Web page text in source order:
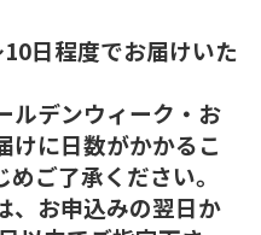
日程度でお届けいた
ルデンウィーク・お
けに日数がかかるこ
ご了承ください。
お申込みの翌日か